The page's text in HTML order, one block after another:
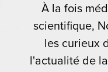
À la fois
scientifique,
les curieux
l'actualité de